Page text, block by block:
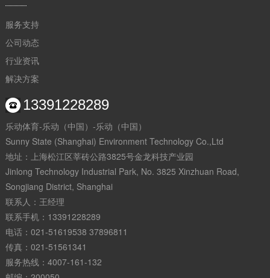
服务支持
公司动态
行业资讯
解决方案
13391228289
乐动体育-乐动（中国）-乐动（中国）
Sunny State (Shanghai) Environment Technology Co.,Ltd
地址：上海松江区莘砖公路3825号金龙科技产业园
Jinlong Technology Industrial Park, No. 3825 Xinzhuan Road,
Songjiang District, Shanghai
联系人：王经理
联系手机：13391228289
电话：021-51619538 37896811
传真：021-51561341
服务热线：4007-161-132